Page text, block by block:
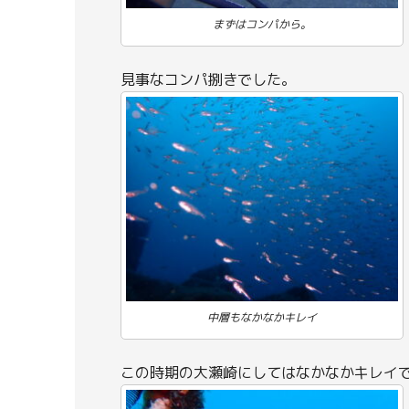
まずはコンパから。
見事なコンパ捌きでした。
中層もなかなかキレイ
この時期の大瀬崎にしてはなかなかキレイ